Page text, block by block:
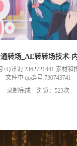
转场_AE转转场技术-
+Q详询 2362721441 素材和
文件中 qq群号 730743741
录制完成 浏览：523次